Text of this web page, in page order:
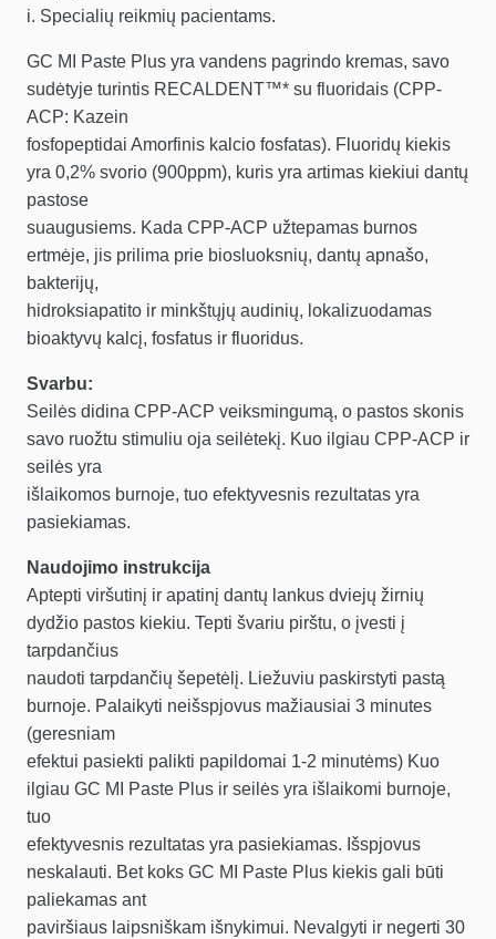
i. Specialių reikmių pacientams.
GC MI Paste Plus yra vandens pagrindo kremas, savo
sudėtyje turintis RECALDENT™* su fluoridais (CPP-
ACP: Kazein
fosfopeptidai Amorfinis kalcio fosfatas). Fluoridų kiekis
yra 0,2% svorio (900ppm), kuris yra artimas kiekiui dantų
pastose
suaugusiems. Kada CPP-ACP užtepamas burnos
ertmėje, jis prilima prie biosluoksnių, dantų apnašo,
bakterijų,
hidroksiapatito ir minkštųjų audinių, lokalizuodamas
bioaktyvų kalcį, fosfatus ir fluoridus.
Svarbu:
Seilės didina CPP-ACP veiksmingumą, o pastos skonis
savo ruožtu stimuliu oja seilėtekį. Kuo ilgiau CPP-ACP ir
seilės yra
išlaikomos burnoje, tuo efektyvesnis rezultatas yra
pasiekiamas.
Naudojimo instrukcija
Aptepti viršutinį ir apatinį dantų lankus dviejų žirnių
dydžio pastos kiekiu. Tepti švariu pirštu, o įvesti į
tarpdančius
naudoti tarpdančių šepetėlį. Liežuviu paskirstyti pastą
burnoje. Palaikyti neišspjovus mažiausiai 3 minutes
(geresniam
efektui pasiekti palikti papildomai 1-2 minutėms) Kuo
ilgiau GC MI Paste Plus ir seilės yra išlaikomi burnoje,
tuo
efektyvesnis rezultatas yra pasiekiamas. Išspjovus
neskalauti. Bet koks GC MI Paste Plus kiekis gali būti
paliekamas ant
paviršiaus laipsniškam išnykimui. Nevalgyti ir negerti 30